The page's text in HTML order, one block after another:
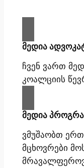
მედია
ჩვენ ვართ
კოალციის
მედია
ვმუშაობთ
მცხოვრები